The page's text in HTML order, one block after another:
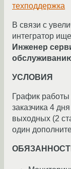
техподдержка
В связи с
интегратор
Инженер
УСЛОВИЯ
График работы
заказчика 4
выходных (2
один